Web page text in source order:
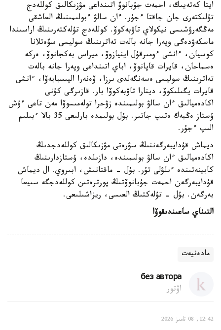
ايتا كەتەيىك، احمەت جۇبانوۆ اتىنداعى مۋزىكالىق كوللەدج
تۇلىكتەرى جان جاقتا ءجۇر. ءان سالۋ ءبولىمىنىڭ العاشقى
مەڭگەرۋشىسى نيكولاي تاۋبەكوۆ. كوللەدج تۇلەكتەرىنىڭ اراسىندا
ماسكەۋدەگى وپەرا جانە بالەت تەاترىنىڭ سوليسى سۆەتلانا
كوسيان، ءانشى ءومىرقۇل اينيازوۆ، ميراس بەكجانوۆ، ەركە
ەسماحان، قايرات قاپانوۆ، اباي اتىنداعى وپەرا جانە بالەت
تەاترىنىڭ سوليسى ەسەنگەلدى ىرزا، ۆەنەرا الپىسبايەۆا، ءانشى
قايرات يگىلىكوۆ، دينارا تاۋبەكوۆا بار. قازىرگى كۇنى
اكادەميالىق ءان سالۋ بولىمىندە زۋحرا تولەمىسوۆا مەن تاعى ءۇش
ۇستاز ەڭبەك ەتىپ جاتىر. بۇل بولىمدە بارلىعى 35 بالا ءبىلىم
الىپ ءجۇر.
ديماش قۇدايبەرگەننىڭ سۋرەتى مۋزىكالىق كوللەدجدىڭ
اكادەميالىق ءان سالۋ بولىمىندە، دازىلدە، ۇستازدارىنىڭ
كابينەتىندە ءىلۋلى تۇر. بۇل - ماقتانىش، ابىروي. ال ديماش
قۇدايبەرگەن احمەت جۇبانوۆتىڭ پورترەتىن كوللەدجگە سىيعا
بەرگەن. بۇل - تۇلەكتىڭ العىسى، ريزاشىلىعى.
التىناي ساعىندىقوۆا
مادەنيەت
без автора
اۆتور
12:42, 08 تامىز 2026